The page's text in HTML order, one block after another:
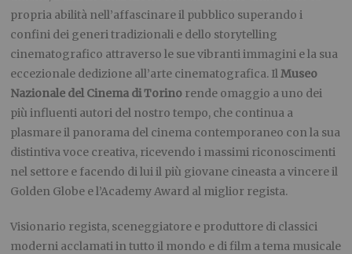
propria abilità nell’affascinare il pubblico superando i
confini dei generi tradizionali e dello storytelling
cinematografico attraverso le sue vibranti immagini e la sua
eccezionale dedizione all’arte cinematografica. IlMuseo
Nazionale del Cinema di Torino rende omaggio a uno dei
più influenti autori del nostro tempo, che continua a
plasmare il panorama del cinema contemporaneo con la sua
distintiva voce creativa, ricevendo i massimi riconoscimenti
nel settore e facendo di lui il più giovane cineasta a vincere il
Golden Globe e l’Academy Award al miglior regista.
Visionario regista, sceneggiatore e produttore di classici
moderni acclamati in tutto il mondo e di film a tema musicale